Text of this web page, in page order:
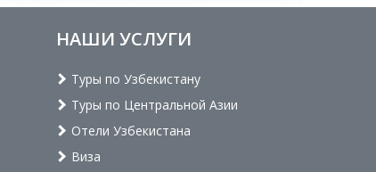
НАШИ УСЛУГИ
Туры по Узбекистану
Туры по Центральной Азии
Отели Узбекистана
Виза